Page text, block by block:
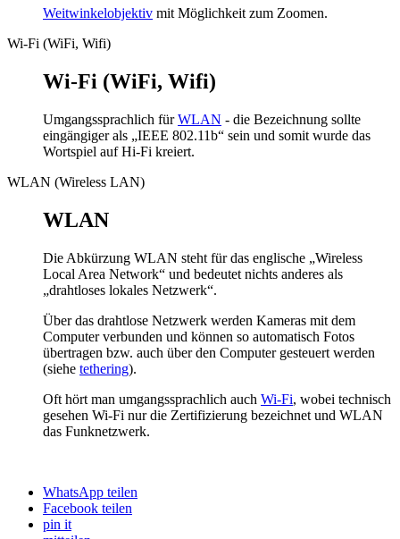
Weitwinkelobjektiv mit Möglichkeit zum Zoomen.
Wi-Fi (WiFi, Wifi)
Wi-Fi (WiFi, Wifi)
Umgangssprachlich fürWLAN - die Bezeichnung sollte
eingängiger als „IEEE 802.11b“ sein und somit wurde das
Wortspiel auf Hi-Fi kreiert.
WLAN (Wireless LAN)
WLAN
Die Abkürzung WLAN steht für das englische „Wireless
Local Area Network“ und bedeutet nichts anderes als
„drahtloses lokales Netzwerk“.
Über das drahtlose Netzwerk werden Kameras mit dem
Computer verbunden und können so automatisch Fotos
übertragen bzw. auch über den Computer gesteuert werden
(siehe tethering).
Oft hört man umgangssprachlich auch Wi-Fi, wobei technisch
gesehen Wi-Fi nur die Zertifizierung bezeichnet und WLAN
das Funknetzwerk.
WhatsApp teilen
Facebook teilen
pin it